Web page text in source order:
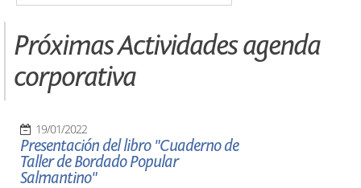
Próximas Actividades agenda
corporativa
19/01/2022
Presentación del libro "Cuaderno de
Taller de Bordado Popular
Salmantino"